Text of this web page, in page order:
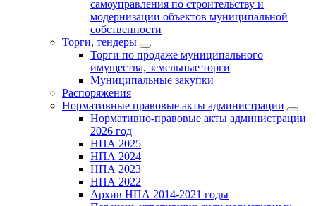
самоуправления по строительству и
модернизации объектов муниципальной
собственности
Торги, тендеры
Торги по продаже муниципального
имущества, земельные торги
Муниципальные закупки
Распоряжения
Нормативные правовые акты администрации
Нормативно-правовые акты администрации
2026 год
НПА 2025
НПА 2024
НПА 2023
НПА 2022
Архив НПА 2014-2021 годы